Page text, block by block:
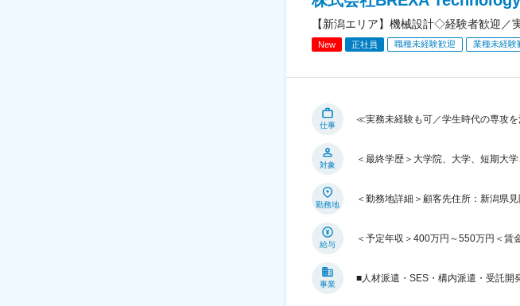
【新潟エリア】機械設計◇経験者歓迎／
New 正社員 職種未経験歓迎 業種未経験
仕事
≪実務未経験も可／学生時代の専攻
対象
＜最終学歴＞大学院、大学、短期大
勤務地
＜勤務地詳細＞顧客先住所：新潟県
給与
＜予定年収＞400万円～550万円＜賃
事業
■人材派遣・SES・構内派遣・受託開